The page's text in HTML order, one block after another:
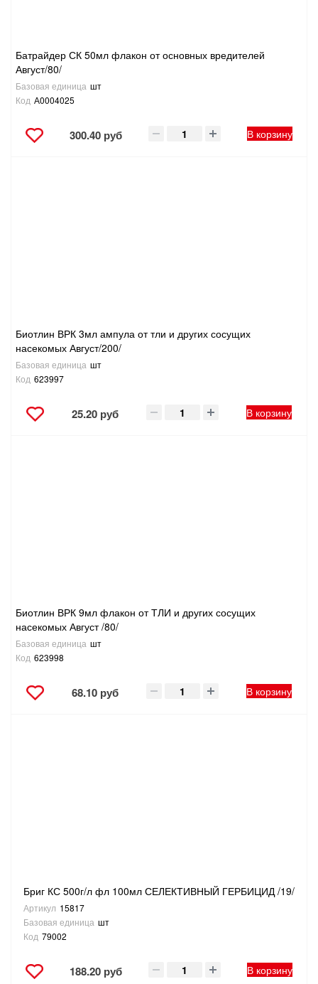
Батрайдер СК 50мл флакон от основных вредителей
Август/80/
Базовая единица шт
Код А0004025
300.40 руб В корзину
Биотлин ВРК 3мл ампула от тли и других сосущих
насекомых Август/200/
Базовая единица шт
Код 623997
25.20 руб В корзину
Биотлин ВРК 9мл флакон от ТЛИ и других сосущих
насекомых Август /80/
Базовая единица шт
Код 623998
68.10 руб В корзину
Бриг КС 500г/л фл 100мл СЕЛЕКТИВНЫЙ ГЕРБИЦИД /19/
Артикул 15817
Базовая единица шт
Код 79002
188.20 руб В корзину